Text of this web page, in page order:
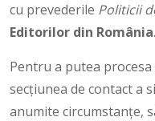
cu prevederile Politicii
Editorilor din România.
Pentru a putea
secțiunea de contact a
anumite circumstanțe,